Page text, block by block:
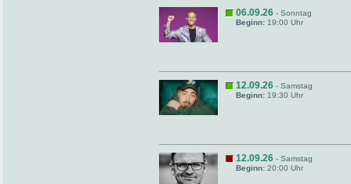
06.09.26 - Sonntag
Beginn: 19:00 Uhr
12.09.26 - Samstag
Beginn: 19:30 Uhr
12.09.26 - Samstag
Beginn: 20:00 Uhr